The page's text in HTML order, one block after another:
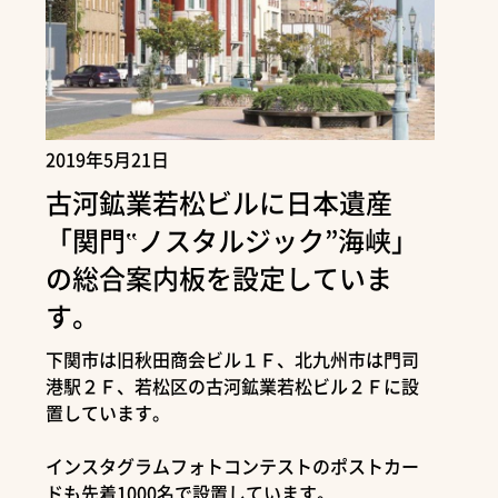
2019年5月21日
古河鉱業若松ビルに日本遺産
「関門‟ノスタルジック”海峡」
の総合案内板を設定していま
す。
下関市は旧秋田商会ビル１Ｆ、北九州市は門司
港駅２Ｆ、若松区の古河鉱業若松ビル２Ｆに設
置しています。
インスタグラムフォトコンテストのポストカー
ドも先着1000名で設置しています。